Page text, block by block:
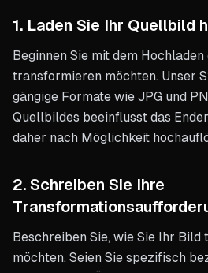
1. Laden Sie Ihr Quellbild
Beginnen Sie mit dem Hochladen
transformieren möchten. Unser
gängige Formate wie JPG und
Quellbildes beeinflusst das
daher nach Möglichkeit
2. Schreiben Sie Ihre
Beschreiben Sie, wie Sie Ihr
möchten. Seien Sie spezifisch